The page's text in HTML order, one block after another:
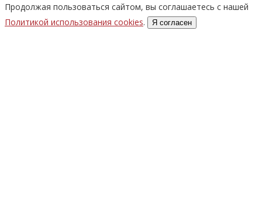
Продолжая пользоваться сайтом, вы соглашаетесь с нашей
Политикой использования cookies. Я согласен